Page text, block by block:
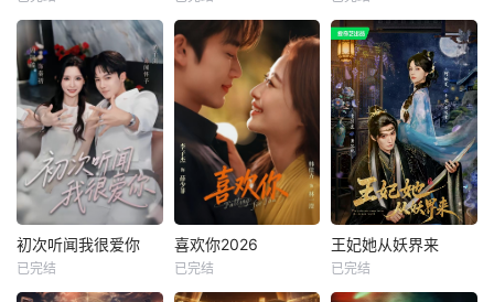
初次听闻我很爱你
已完结
喜欢你2026
已完结
王妃她从妖界来
已完结